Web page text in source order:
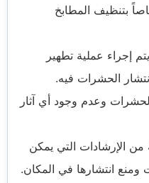
بتنظيف المطابخ
إجراء عملية تطهير
الحشرات فيه.
وعدم وجود أي آثار
الإرشادات التي يمكن
انتشارها في المكان.